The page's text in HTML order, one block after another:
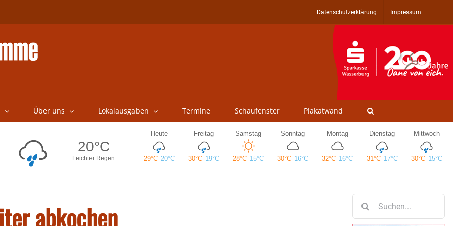
Datenschutzerklärung Impressum
Über uns Lokalausgaben Termine Schaufenster Plakatwand
abkochen
nach: